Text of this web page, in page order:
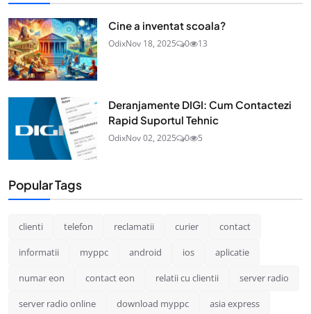
Cine a inventat scoala?
OdixNov 18, 2025 0 13
Deranjamente DIGI: Cum Contactezi
Rapid Suportul Tehnic
OdixNov 02, 2025 0 5
Popular Tags
clienti telefon reclamatii curier contact
informatii myppc android ios aplicatie
numar eon contact eon relatii cu clientii server radio
server radio online download myppc asia express